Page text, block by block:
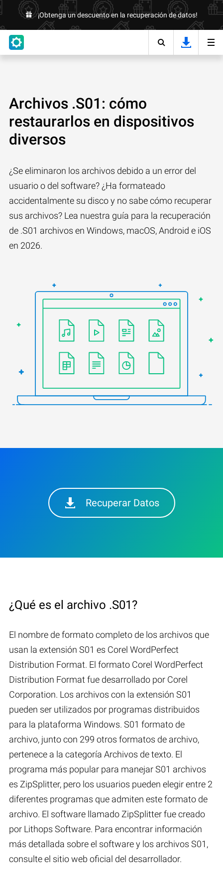
¡Obtenga un descuento en la recuperación de datos!
Archivos .S01: cómo
restaurarlos en dispositivos
diversos
¿Se eliminaron los archivos debido a un error del
usuario o del software? ¿Ha formateado
accidentalmente su disco y no sabe cómo recuperar
sus archivos? Lea nuestra guía para la recuperación
de .S01 archivos en Windows, macOS, Android e iOS
en 2026.
Recuperar Datos
¿Qué es el archivo .S01?
El nombre de formato completo de los archivos que
usan la extensión S01 es Corel WordPerfect
Distribution Format. El formato Corel WordPerfect
Distribution Format fue desarrollado por Corel
Corporation. Los archivos con la extensión S01
pueden ser utilizados por programas distribuidos
para la plataforma Windows. S01 formato de
archivo, junto con 299 otros formatos de archivo,
pertenece a la categoría Archivos de texto. El
programa más popular para manejar S01 archivos
es ZipSplitter, pero los usuarios pueden elegir entre 2
diferentes programas que admiten este formato de
archivo. El software llamado ZipSplitter fue creado
por Lithops Software. Para encontrar información
más detallada sobre el software y los archivos S01,
consulte el sitio web oficial del desarrollador.